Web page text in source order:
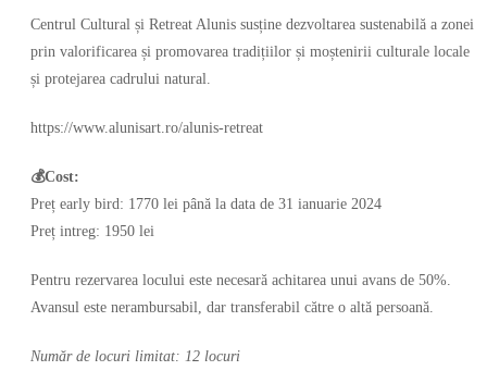
Centrul Cultural și Retreat Alunis susține dezvoltarea sustenabilă a zonei
prin valorificarea și promovarea tradițiilor și moștenirii culturale locale
și protejarea cadrului natural.
https://www.alunisart.ro/alunis-retreat
💰Cost:
Preț early bird: 1770 lei până la data de 31 ianuarie 2024
Preț intreg: 1950 lei
Pentru rezervarea locului este necesară achitarea unui avans de 50%.
Avansul este nerambursabil, dar transferabil către o altă persoană.
Număr de locuri limitat: 12 locuri